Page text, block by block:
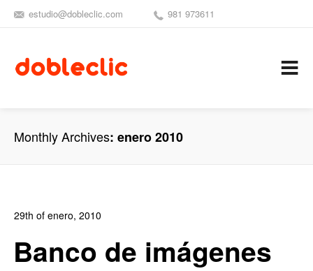
estudio@dobleclic.com 981 973611
Monthly Archives enero 2010
29th of enero, 2010
0
Banco de imágenes